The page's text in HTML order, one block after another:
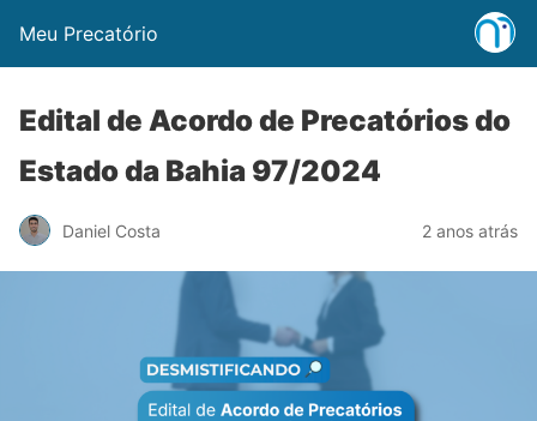
Meu Precatório
Edital de Acordo de Precatórios do
Estado da Bahia 97/2024
Daniel Costa 2 anos atrás